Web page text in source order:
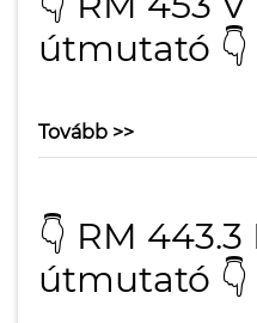
útmutató 👇
Tovább >>
👇 RM
útmutató 👇